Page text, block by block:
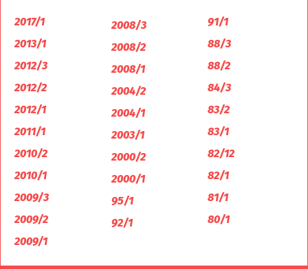
2017/1
2013/1
2012/3
2012/2
2012/1
2011/1
2010/2
2010/1
2009/3
2009/2
2009/1
2008/3
2008/2
2008/1
2004/2
2004/1
2003/1
2000/2
2000/1
95/1
92/1
91/1
88/3
88/2
84/3
83/2
83/1
82/12
82/1
81/1
80/1